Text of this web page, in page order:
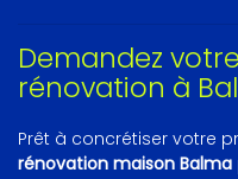
Demandez
rénovation à
Prêt à concrétiser votre
rénovation maison Balma